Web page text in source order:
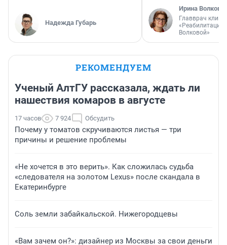
Надежда Губарь
Ирина Волкова
Главврач
«Реабилитация
Волковой»
РЕКОМЕНДУЕМ
Ученый АлтГУ рассказала, ждать ли
нашествия комаров в августе
17 часов 7 924 Обсудить
Почему у томатов скручиваются листья — три
причины и решение проблемы
«Не хочется в это верить». Как сложилась судьба
«следователя на золотом Lexus» после скандала в
Екатеринбурге
Соль земли забайкальской. Нижегородцевы
«Вам зачем он?»: дизайнер из Москвы за свои деньги